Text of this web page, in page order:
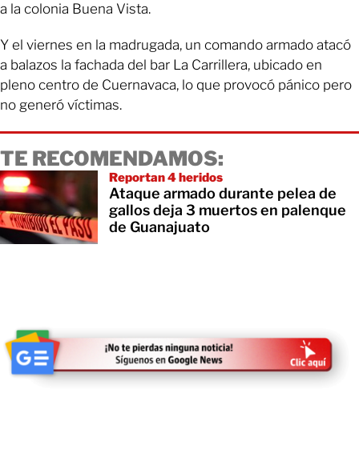
a la colonia Buena Vista.
Y el viernes en la madrugada, un comando armado atacó
a balazos la fachada del bar La Carrillera, ubicado en
pleno centro de Cuernavaca, lo que provocó pánico pero
no generó víctimas.
TE RECOMENDAMOS:
Reportan 4 heridos
Ataque armado durante pelea de
gallos deja 3 muertos en palenque
de Guanajuato